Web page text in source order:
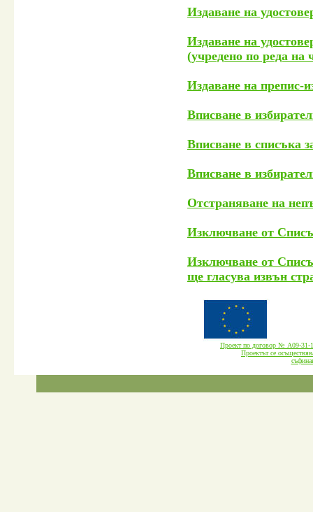
Издаване на
Издаване на
(учредено по реда
Издаване на препис-
Вписване в
Вписване в списъка
Вписване в
Отстраняване на
Изключване от
Изключване от
ще гласува извън
Проект по договор № А09-
Проектът се